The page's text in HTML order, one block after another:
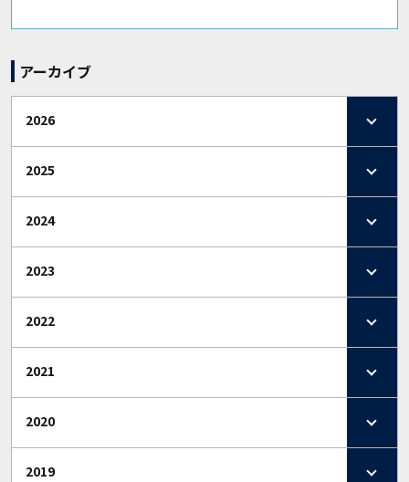
アーカイブ
2026
2025
2024
2023
2022
2021
2020
2019